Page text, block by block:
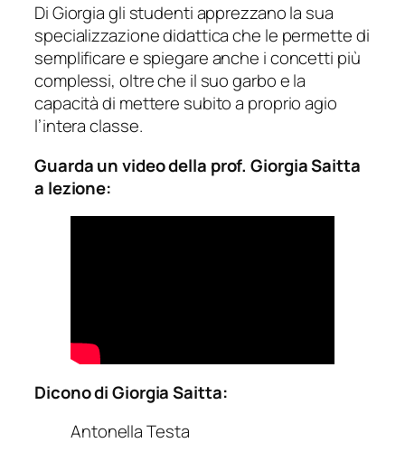
Di Giorgia gli studenti apprezzano la sua
specializzazione didattica che le permette di
semplificare e spiegare anche i concetti più
complessi, oltre che il suo garbo e la
capacità di mettere subito a proprio agio
l’intera classe.
Guarda un video della prof. Giorgia Saitta
a lezione:
Dicono di Giorgia Saitta:
Antonella Testa